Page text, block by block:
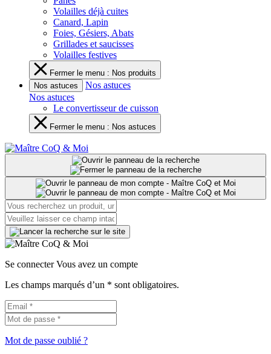
Volailles déjà cuites
Canard, Lapin
Foies, Gésiers, Abats
Grillades et saucisses
Volailles festives
Fermer le menu : Nos produits
Nos astuces
Nos astuces
Nos astuces
Le convertisseur de cuisson
Fermer le menu : Nos astuces
Se connecter Vous avez un compte
Les champs marqués d’un * sont obligatoires.
Mot de passe oublié ?